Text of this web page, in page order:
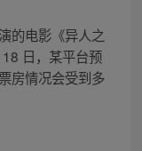
的电影《异人之
日，某平台预
房情况会受到多